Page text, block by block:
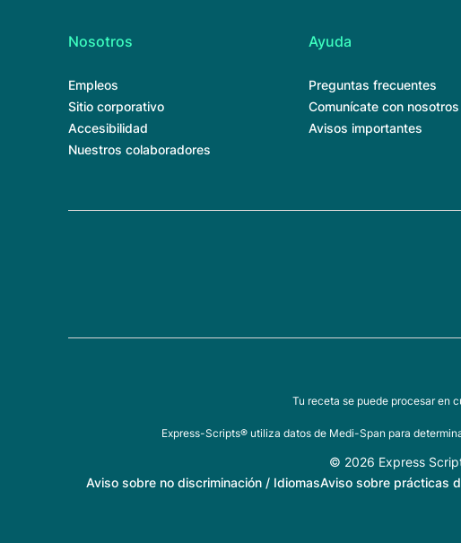
Nosotros
Empleos
Sitio corporativo
Accesibilidad
Nuestros colaboradores
Ayuda
Preguntas frecuentes
Comunícate con nosotros
Avisos importantes
Tu receta se puede procesar en
Express-Scripts® utiliza datos de Medi-Span para
© 2026 Express
Aviso sobre no discriminación / IdiomasAviso sobre prácticas